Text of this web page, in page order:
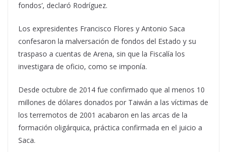
fondos’, declaró Rodríguez.
Los expresidentes Francisco Flores y Antonio Saca
confesaron la malversación de fondos del Estado y su
traspaso a cuentas de Arena, sin que la Fiscalía los
investigara de oficio, como se imponía.
Desde octubre de 2014 fue confirmado que al menos 10
millones de dólares donados por Taiwán a las víctimas de
los terremotos de 2001 acabaron en las arcas de la
formación oligárquica, práctica confirmada en el juicio a
Saca.